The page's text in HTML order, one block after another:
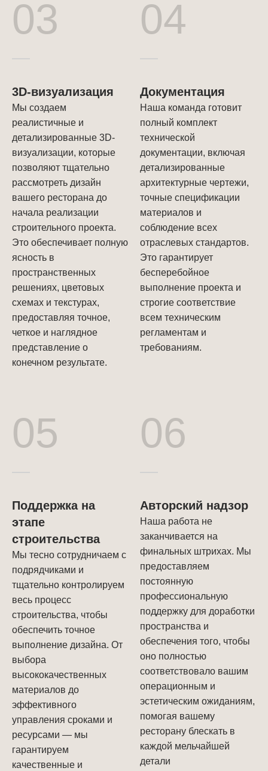
03
3D-визуализация
Мы создаем
реалистичные и
детализированные 3D-
визуализации, которые
позволяют тщательно
рассмотреть дизайн
вашего ресторана до
начала реализации
строительного проекта.
Это обеспечивает полную
ясность в
пространственных
решениях, цветовых
схемах и текстурах,
предоставляя точное,
четкое и наглядное
представление о
конечном результате.
04
Документация
Наша команда готовит
полный комплект
технической
документации, включая
детализированные
архитектурные чертежи,
точные спецификации
материалов и
соблюдение всех
отраслевых стандартов.
Это гарантирует
бесперебойное
выполнение проекта и
строгие соответствие
всем техническим
регламентам и
требованиям.
05
Поддержка на
этапе
строительства
Мы тесно сотрудничаем с
подрядчиками и
тщательно контролируем
весь процесс
строительства, чтобы
обеспечить точное
выполнение дизайна. От
выбора
высококачественных
материалов до
эффективного
управления сроками и
ресурсами — мы
гарантируем
качественные и
06
Авторский надзор
Наша работа не
заканчивается на
финальных штрихах. Мы
предоставляем
постоянную
профессиональную
поддержку для доработки
пространства и
обеспечения того, чтобы
оно полностью
соответствовало вашим
операционным и
эстетическим ожиданиям,
помогая вашему
ресторану блескать в
каждой мельчайшей
детали